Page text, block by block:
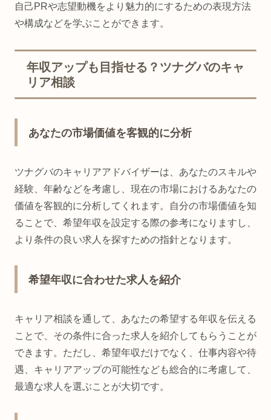
自己PRや志望動機をより魅力的にするための表現方法
や構成などを学ぶことができます。
年収アップも目指せる？ツナグバのキャ
リア相談
あなたの市場価値を客観的に分析
ツナグバのキャリアアドバイザーは、あなたのスキルや
経験、年齢などを考慮し、現在の市場におけるあなたの
価値を客観的に分析してくれます。自分の市場価値を知
ることで、希望年収を設定する際の参考になりますし、
より条件の良い求人を探すための指針となります。
希望年収に合わせた求人を紹介
キャリア相談を通して、あなたの希望する年収を伝える
ことで、その条件に合った求人を紹介してもらうことが
できます。ただし、希望年収だけでなく、仕事内容や待
遇、キャリアアップの可能性なども総合的に考慮して、
最適な求人を選ぶことが大切です。